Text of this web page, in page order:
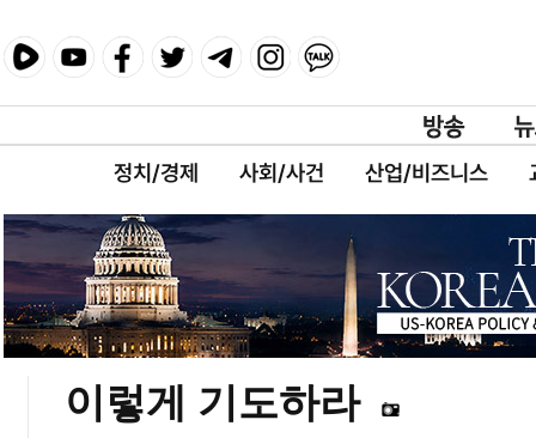
정치/경제 사회/사건 산업/비즈니스
이렇게 기도하라